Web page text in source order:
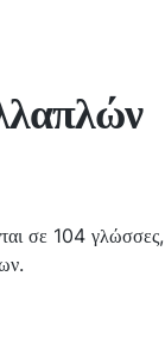
σε 104 γλώσσες,